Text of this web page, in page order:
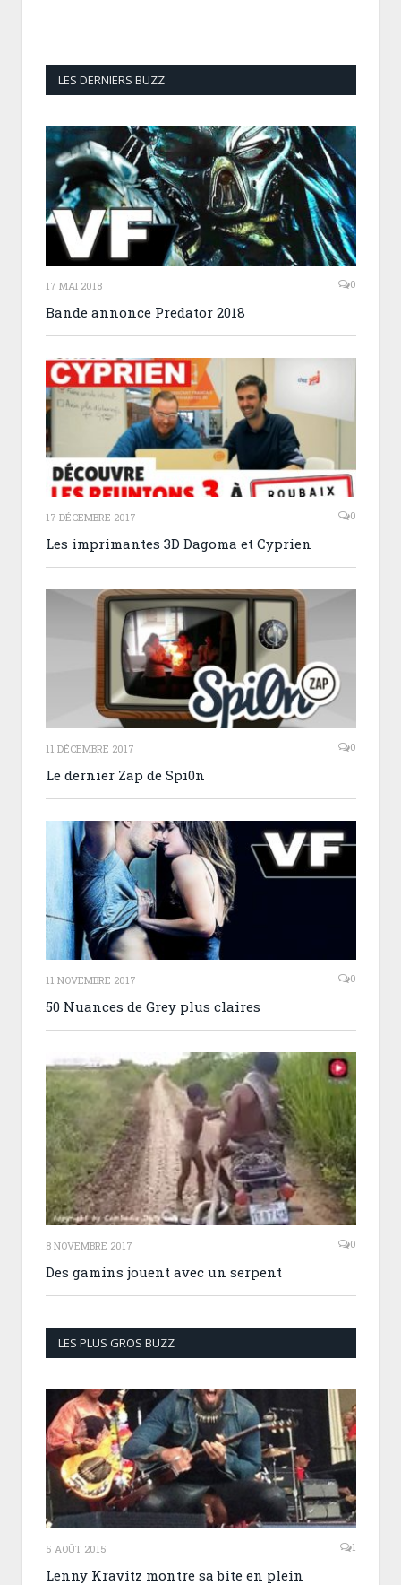
LES DERNIERS BUZZ
17 MAI 2018 0
Bande annonce Predator 2018
17 DÉCEMBRE 2017 0
Les imprimantes 3D Dagoma et Cyprien
11 DÉCEMBRE 2017 0
Le dernier Zap de Spi0n
11 NOVEMBRE 2017 0
50 Nuances de Grey plus claires
8 NOVEMBRE 2017 0
Des gamins jouent avec un serpent
LES PLUS GROS BUZZ
5 AOÛT 2015 1
Lenny Kravitz montre sa bite en plein